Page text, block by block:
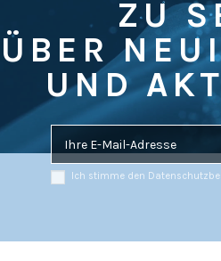
ZU
ÜBER
UND
Ich stimme den